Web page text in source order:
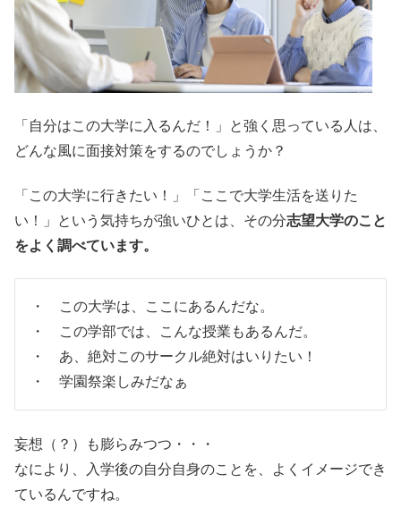
「自分はこの大学に入るんだ！」と強く思っている人は、
どんな風に面接対策をするのでしょうか？
「この大学に行きたい！」「ここで大学生活を送りた
い！」という気持ちが強いひとは、その分志望大学のこと
をよく調べています。
・ この大学は、ここにあるんだな。
・ この学部では、こんな授業もあるんだ。
・ あ、絶対このサークル絶対はいりたい！
・ 学園祭楽しみだなぁ
妄想（？）も膨らみつつ・・・
なにより、
入学後の自分自身のことを、よくイメージでき
ているんですね。